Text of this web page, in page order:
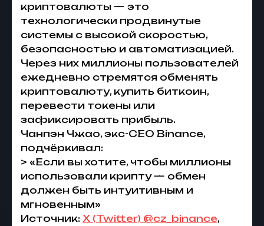
криптовалюты — это
технологически продвинутые
системы с высокой скоростью,
безопасностью и автоматизацией.
Через них миллионы пользователей
ежедневно стремятся обменять
криптовалюту, купить биткоин,
перевести токены или
зафиксировать прибыль.
Чанпэн Чжао, экс-CEO Binance,
подчёркивал:
> «Если вы хотите, чтобы миллионы
использовали крипту — обмен
должен быть интуитивным и
мгновенным»
Источник: X (Twitter) @cz_binance,